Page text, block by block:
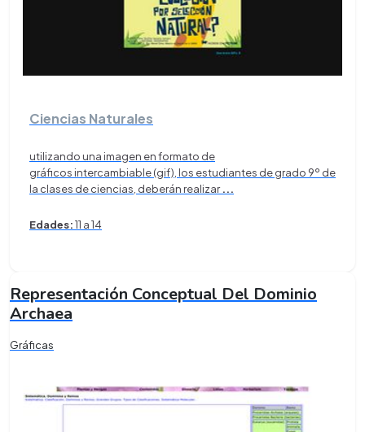
Ciencias Naturales
utilizando una imagen en formato de
gráficos intercambiable (gif), los estudiantes de grado 9º de
la clases de ciencias, deberán realizar...
Edades:11 a 14
Representación Conceptual Del Dominio
Archaea
Gráficas